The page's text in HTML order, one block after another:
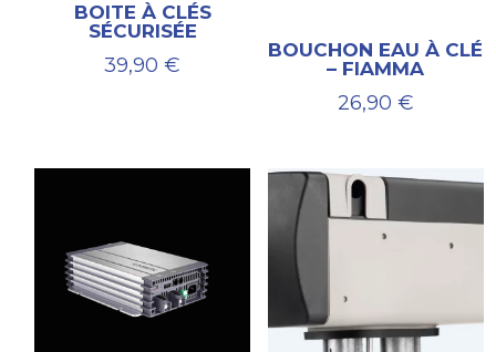
BOITE À CLÉS
SÉCURISÉE
39,90€
BOUCHON EAU À CLÉ
– FIAMMA
26,90 €